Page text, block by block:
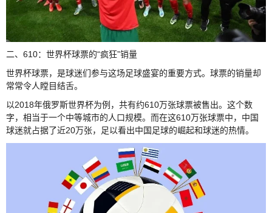
二、610：世界杯球票的“疯狂”销量
世界杯球票，是球迷们参与这场足球盛宴的重要方式。球票的销量却
常常令人瞠目结舌。
以2018年俄罗斯世界杯为例，共有约610万张球票被售出。这个数
字，相当于一个中等城市的人口规模。而在这610万张球票中，中国
球迷就占据了近20万张，足以看出中国足球的崛起和球迷的热情。